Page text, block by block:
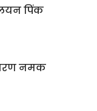
पिंक
नमक